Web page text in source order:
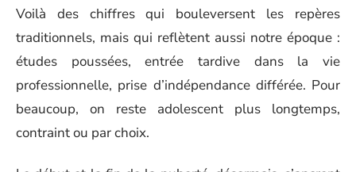
Voilà des chiffres qui bouleversent les repères
traditionnels, mais qui reflètent aussi notre époque :
études poussées, entrée tardive dans la vie
professionnelle, prise d’indépendance différée. Pour
beaucoup, on reste adolescent plus longtemps,
contraint ou par choix.